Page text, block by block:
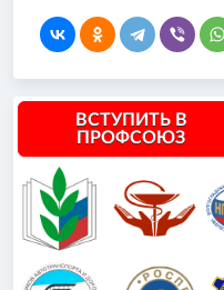
ВСТУПИТЬ В
ПРОФСОЮЗ